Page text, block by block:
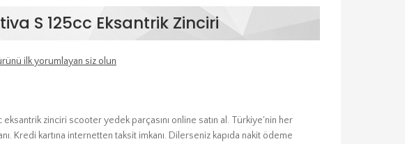
S 125cc Eksantrik Zinciri
ilk yorumlayan siz olun
eksantrik zinciri scooter yedek parçasını online satın al. Türkiye'nin her
Kredi kartına internetten taksit imkanı. Dilerseniz kapıda nakit ödeme